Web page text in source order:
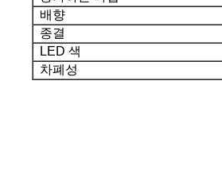
배향
종결
LED 색
차폐성